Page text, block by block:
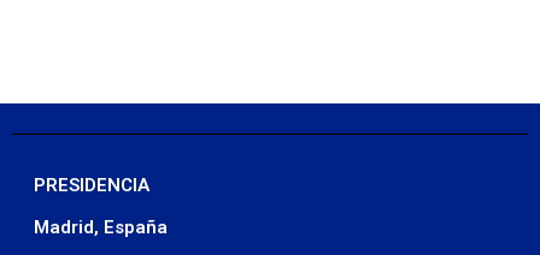
PRESIDENCIA
Madrid, España